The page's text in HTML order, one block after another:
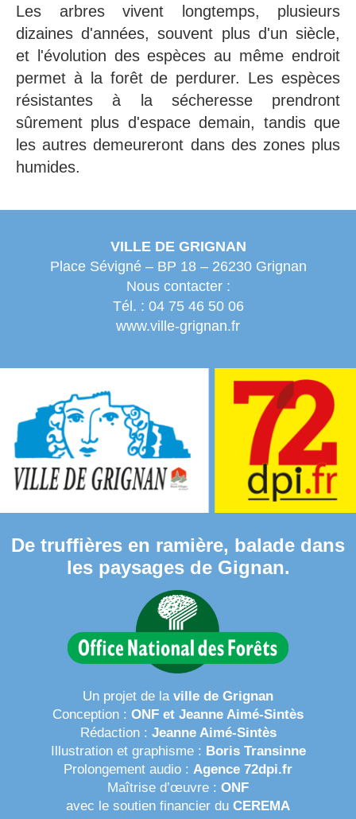
Les arbres vivent longtemps, plusieurs
dizaines d'années, souvent plus d'un siècle,
et l'évolution des espèces au même endroit
permet à la forêt de perdurer. Les espèces
résistantes à la sécheresse prendront
sûrement plus d'espace demain, tandis que
les autres demeureront dans des zones plus
humides.
VILLE DE GRIGNAN
Place Sévigné – BP 18 – 26230 Grignan
Nous contacter :
Tél. : 04 75 46 50 06
www.ville-grignan.fr
De truffières en ramière, balade dans
les paysages de Gignan.
Un projet de la ville de Grignan
Conception : ONF et Jeanne Aimé-Sintès
Rédaction : Jeanne Aimé-Sintès
Illustration et graphisme : Boris Transinne
Prolongement audio : Agence 72dpi.fr
Maîtrise d’œuvre : ONF
avec le soutien financier du CEREMA